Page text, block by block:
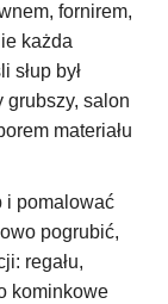
fornirem,
każda
słup był
grubszy, salon
materiału
i pomalować
pogrubić,
regału,
kominkowe